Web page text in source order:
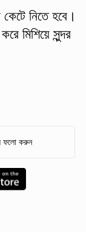
নিতে হবে।
মিশিয়ে সুন্দর
ফলো করুন